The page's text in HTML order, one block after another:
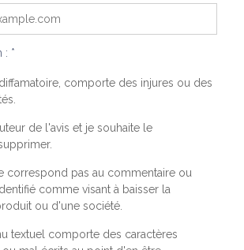
: *
diffamatoire, comporte des injures ou des
de l'avis et je souhaite le
correspond pas au commentaire ou
comme visant à baisser la
ou d'une société.
textuel comporte des caractères